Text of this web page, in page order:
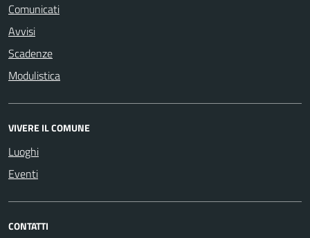
Comunicati
Avvisi
Scadenze
Modulistica
VIVERE IL COMUNE
Luoghi
Eventi
CONTATTI